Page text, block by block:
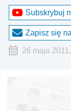
Subskrybuj
Zapisz się
26 maja